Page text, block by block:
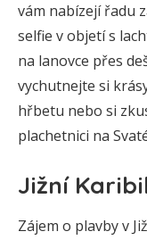
vám nabízejí řadu
selfie v objetí s
na lanovce přes
vychutnejte si
hřbetu nebo si
plachetnici na
Jižní
Zájem o plavby v